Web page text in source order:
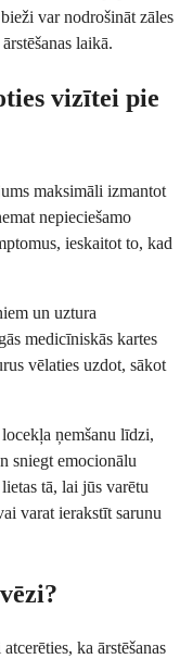
var nodrošināt zāles
laikā.
vizītei pie
maksimāli izmantot
nepieciešamo
ieskaitot to, kad
un uztura
medicīniskās kartes
vēlaties uzdot, sākot
ņemšanu līdzi,
sniegt emocionālu
tā, lai jūs varētu
varat ierakstīt sarunu
ka ārstēšanas